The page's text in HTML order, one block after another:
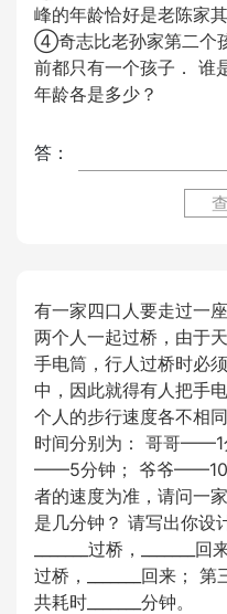
峰的年龄恰好是老陈家
④奇志比老孙家第二个
前都只有一个孩子． 谁
年龄各是多少？
答：
有一家四口人要走过一
两个人一起过桥，由于
手电筒，行人过桥时必
中，因此就得有人把手
个人的步行速度各不相
时间分别为： 哥哥
——5分钟； 爷爷——10
者的速度为准，请问一
是几分钟？ 请写出你设
_______过桥，_______回
过桥，_______回来； 第
共耗时_______分钟。